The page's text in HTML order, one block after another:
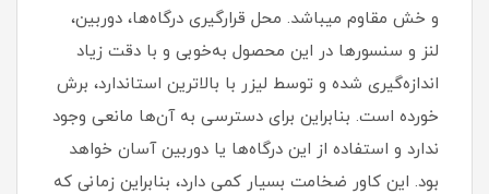
و خش مقاوم میباشد.‏ محل قرارگیری درگاه‌ها، دوربین،
لنز و سنسورها در این محصول به‌خوبی و با دقت زیاد
اندازه‌گیری شده و توسط لیزر با بالاترین استاندارد، برش
خورده است‏.‏ بنابراین برای دسترسی به آن‌ها مانعی وجود
ندارد و استفاده از این درگاه‌ها یا دوربین آسان خواهد
بود‏.‏ این کاور ضخامت بسیار کمی دارد، بنابراین زمانی که